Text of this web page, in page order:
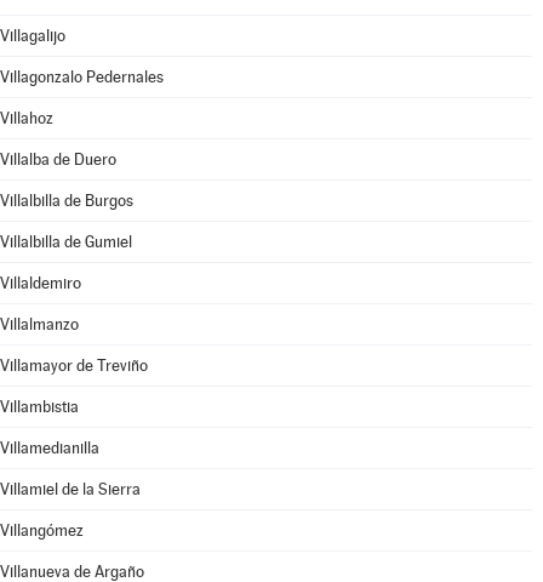
Villagalijo
Villagonzalo Pedernales
Villahoz
Villalba de Duero
Villalbilla de Burgos
Villalbilla de Gumiel
Villaldemiro
Villalmanzo
Villamayor de Treviño
Villambistia
Villamedianilla
Villamiel de la Sierra
Villangómez
Villanueva de Argaño